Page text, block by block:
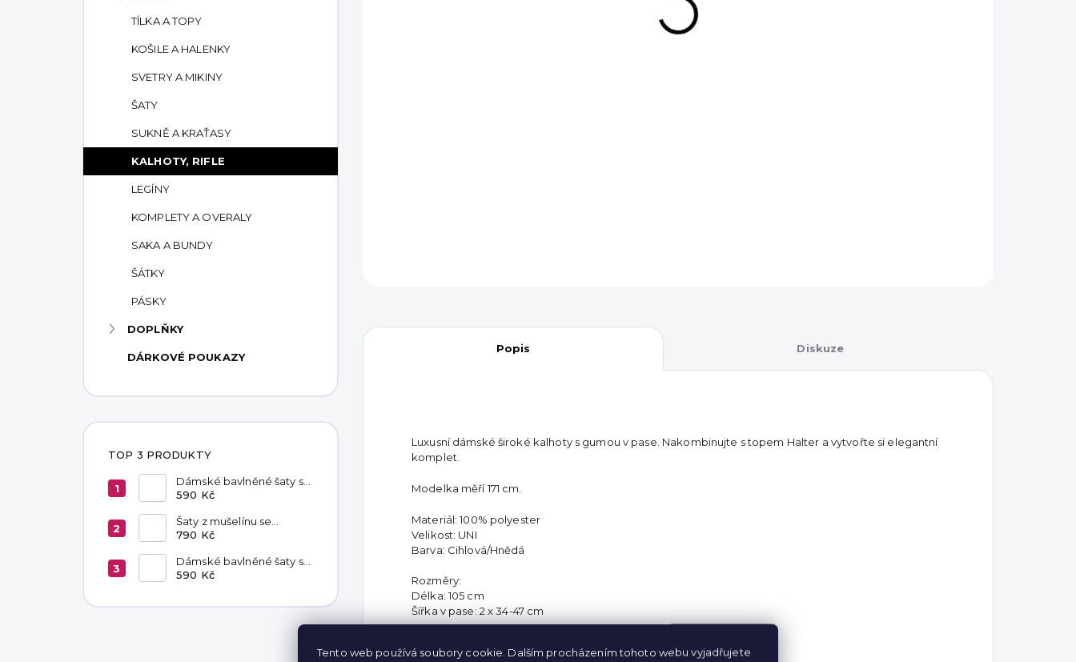
Tento web používá soubory cookie. Dalším procházením tohoto webu vyjadřujete
TÍLKA A TOPY
KOŠILE A HALENKY
SVETRY A MIKINY
ŠATY
SUKNĚ A KRAŤASY
KALHOTY, RIFLE
LEGÍNY
KOMPLETY A OVERALY
SAKA A BUNDY
ŠÁTKY
PÁSKY
DOPLŇKY
DÁRKOVÉ POUKAZY
TOP 3 PRODUKTY
Dámské bavlněné šaty s
kapsami Red
590 Kč
Šaty z mušelínu se
zavazováním v pase
790 Kč
Dámské bavlněné šaty s
kapsami Chocolate
590 Kč
Popis Diskuze
Luxusní dámské široké kalhoty s gumou v pase. Nakombinujte s topem Halter a vytvořte si elegantní
komplet.
Modelka měří 171 cm.
Materiál: 100% polyester
Velikost: UNI
Barva: Cihlová/Hnědá
Rozměry:
Délka: 105 cm
Šířka v pase: 2 x 34-47 cm